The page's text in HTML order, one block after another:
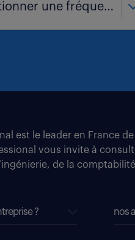
- sélectionner une fréquence -
est le leader en France
vous invite à
de la
? nos